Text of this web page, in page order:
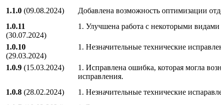
1.1.0 (09.08.2024)
Добавлена возможность оптимизации
1.0.11
(30.07.2024)
1. Улучшена работа с некоторыми видами
1.0.10
(29.03.2024)
1. Незначительные технические
1.0.9 (15.03.2024)
1. Исправлена ошибка, которая могла
исправления.
1.0.8 (28.02.2024)
1. Незначительные технические